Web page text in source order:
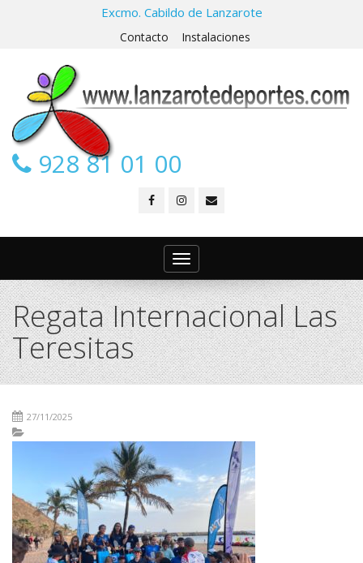
Excmo. Cabildo de Lanzarote
Contacto Instalaciones
928 81 01 00
Toggle
navigation
Regata Internacional Las
Teresitas
27/11/2025